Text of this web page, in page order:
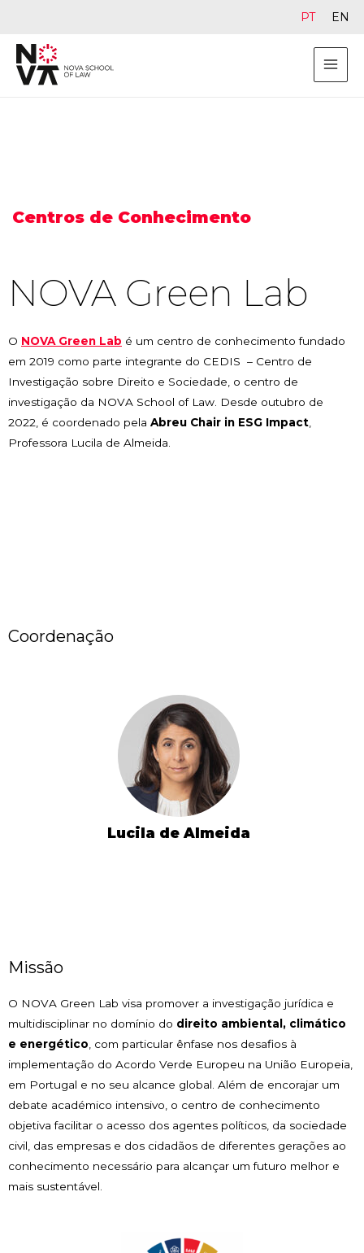
Centros de Conhecimento
NOVA Green Lab
O NOVA Green Lab é um centro de conhecimento fundado
em 2019 como parte integrante do CEDIS – Centro de
Investigação sobre Direito e Sociedade, o centro de
investigação da NOVA School of Law. Desde outubro de
2022, é coordenado pela Abreu Chair in ESG Impact
Professora Lucila de Almeida.
Coordenação
Lucila de Almeida
Missão
O NOVA Green Lab visa promover a investigação jurídica e
multidisciplinar no domínio do direito ambiental, climático
e energético , com particular ênfase nos desafios à
implementação do Acordo Verde Europeu na União Europeia,
em Portugal e no seu alcance global. Além de encorajar um
debate académico intensivo, o centro de conhecimento
objetiva facilitar o acesso dos agentes políticos, da sociedade
civil, das empresas e dos cidadãos de diferentes gerações ao
conhecimento necessário para alcançar um futuro melhor e
mais sustentável.
PT EN